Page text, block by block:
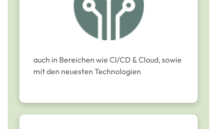
auch in Bereichen wie CI/CD & Cloud, sowie
mit den neuesten Technologien